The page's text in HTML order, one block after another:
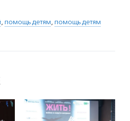
, помощь детям, помощь детям